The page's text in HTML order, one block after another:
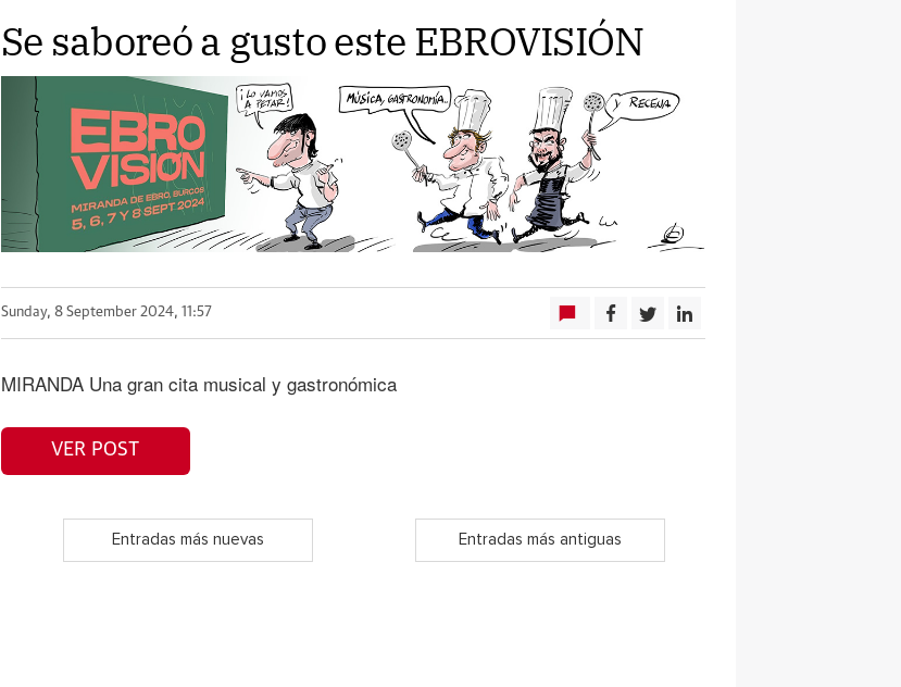
Se saboreó a gusto este EBROVISIÓN
Sunday, 8 September 2024, 11:57
MIRANDA Una gran cita musical y gastronómica
VER POST
Entradas más nuevas Entradas más antiguas